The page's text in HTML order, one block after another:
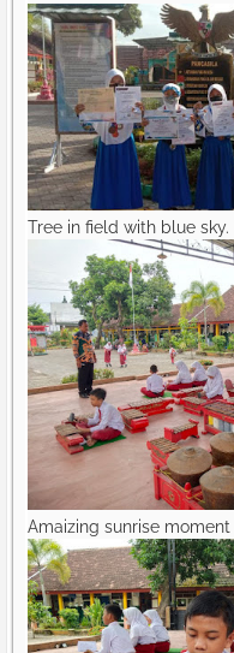
Tree in field with blue sky.
Amaizing sunrise moment